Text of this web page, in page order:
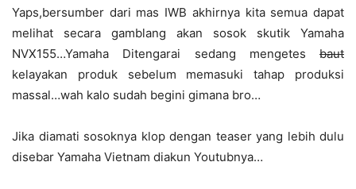
Yaps,bersumber dari mas IWB akhirnya kita semua dapat
melihat secara gamblang akan sosok skutik Yamaha
NVX155…Yamaha Ditengarai sedang mengetes baut
kelayakan produk sebelum memasuki tahap produksi
massal…wah kalo sudah begini gimana bro…
Jika diamati sosoknya klop dengan teaser yang lebih dulu
disebar Yamaha Vietnam diakun Youtubnya…